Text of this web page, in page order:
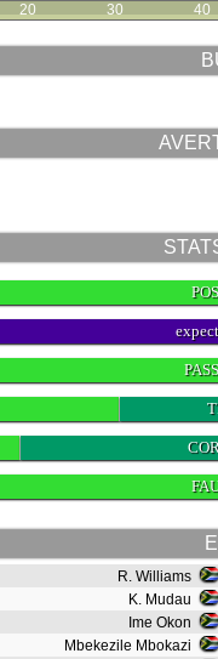
20 30 40
R. Williams
K. Mudau
Ime Okon
Mbekezile Mbokazi